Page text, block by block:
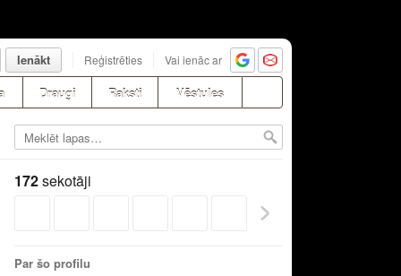
Ienākt Reģistrēties Vai ienāc ar
Draugi Raksti Vēstules
172sekotāji
Par šo profilu